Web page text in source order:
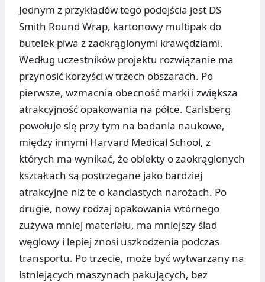
Jednym z przykładów tego podejścia jest DS
Smith Round Wrap, kartonowy multipak do
butelek piwa z zaokrąglonymi krawędziami.
Według uczestników projektu rozwiązanie ma
przynosić korzyści w trzech obszarach. Po
pierwsze, wzmacnia obecność marki i zwiększa
atrakcyjność opakowania na półce. Carlsberg
powołuje się przy tym na badania naukowe,
między innymi Harvard Medical School, z
których ma wynikać, że obiekty o zaokrąglonych
kształtach są postrzegane jako bardziej
atrakcyjne niż te o kanciastych narożach. Po
drugie, nowy rodzaj opakowania wtórnego
zużywa mniej materiału, ma mniejszy ślad
węglowy i lepiej znosi uszkodzenia podczas
transportu. Po trzecie, może być wytwarzany na
istniejących maszynach pakujących, bez